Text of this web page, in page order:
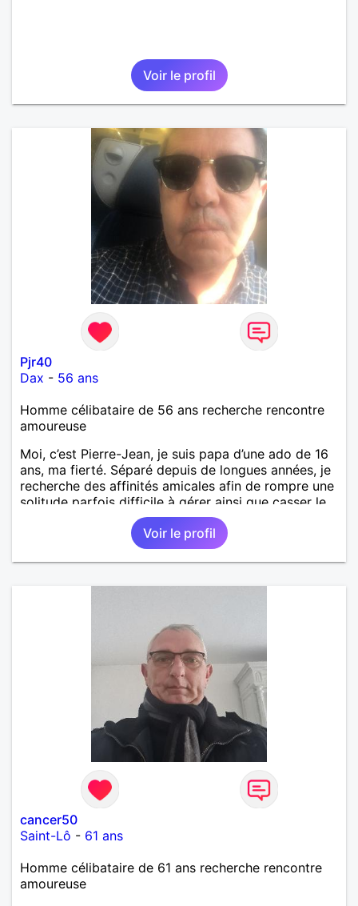
Voir le profil
Pjr40
Dax - 56 ans
Homme célibataire de 56 ans recherche rencontre
amoureuse
Moi, c’est Pierre-Jean, je suis papa d’une ado de 16
ans, ma fierté. Séparé depuis de longues années, je
recherche des affinités amicales afin de rompre une
solitude parfois difficile à gérer ainsi que casser le
vague à l’âme. L’amitié reste extrêmement
importante à mes yeux mais peut se décliner en des
sentiments plus puissants. « Le temps fera son
œuvre » disait Arthur Schopenhauer, philosophe
bienveillant, empathique, attentionné, honnête,
respectueux, doux de caractère et compréhensif : je
laisse « glisser » beaucoup de choses. Mais ne vous
m’éprenez pas Mesdames, si une personne que
j’aime me trahit une fois, il n’y aura pas de seconde
chance et je l’effacerai à « vitam eternam ».
Néanmoins, je suis un tout petit peu maniaque ainsi
qu’impatient. J’essaye de faire des efforts. Rien de
bien dramatique ! Du moins je le pense……Je suis un
homme facile à vivre. À vous si vous le souhaitez,
d’apprendre à me connaître davantage. J’en serai
ravi….A très bientôt je l’espère.
Voir le profil
cancer50
Saint-Lô - 61 ans
Homme célibataire de 61 ans recherche rencontre
amoureuse